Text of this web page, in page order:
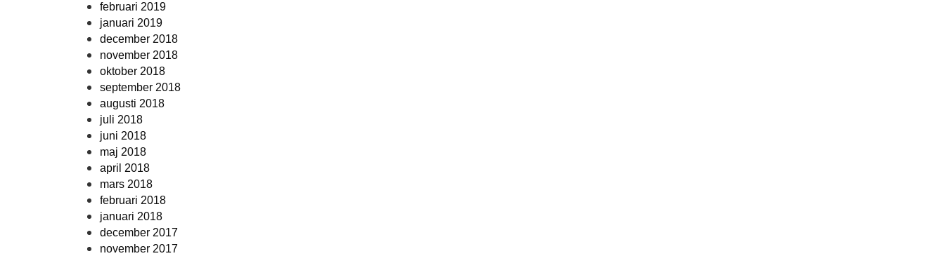
februari 2019
januari 2019
december 2018
november 2018
oktober 2018
september 2018
augusti 2018
juli 2018
juni 2018
maj 2018
april 2018
mars 2018
februari 2018
januari 2018
december 2017
november 2017